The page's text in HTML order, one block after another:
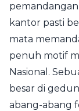
pemandangan
kantor pasti
mata
penuh motif
Nasional.
besar di
abang-abang